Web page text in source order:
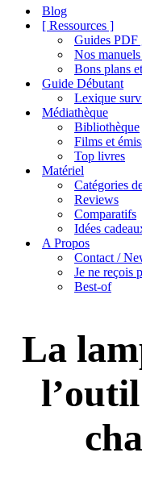
navigation
Blog
[ Ressources ]
Guides PDF
Nos
Bons plans
Guide Débutant
Lexique
Médiathèque
Bibliothèque
Films et
Top livres
Matériel
Catégories
Reviews
Comparatifs
Idées
A Propos
Contact /
Je ne reçois
Best-of
La